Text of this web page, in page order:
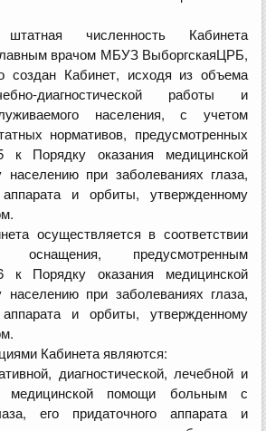
численность Кабинета
врачом МБУЗ ВыборгскаяЦРБ,
создан Кабинет, исходя из объема
диагностической работы и
населения, с учетом
нормативов, предусмотренных
Порядку оказания медицинской
при заболеваниях глаза,
аппарата и орбиты, утвержденному
осуществляется в соответствии
предусмотренным
Порядку оказания медицинской
при заболеваниях глаза,
аппарата и орбиты, утвержденному
Кабинета являются:
диагностической, лечебной и
медицинской помощи больным с
его придаточного аппарата и